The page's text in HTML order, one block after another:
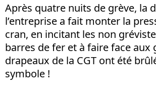
Après quatre nuits de grève, la
l’entreprise a fait monter la
cran, en incitant les non
barres de fer et à faire face aux
drapeaux de la CGT ont été
symbole !